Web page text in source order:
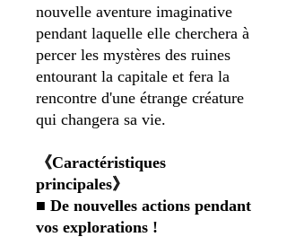
nouvelle aventure imaginative
pendant laquelle elle cherchera à
percer les mystères des ruines
entourant la capitale et fera la
rencontre d'une étrange créature
qui changera sa vie.
《Caractéristiques
principales》
■ De nouvelles actions pendant
vos explorations !